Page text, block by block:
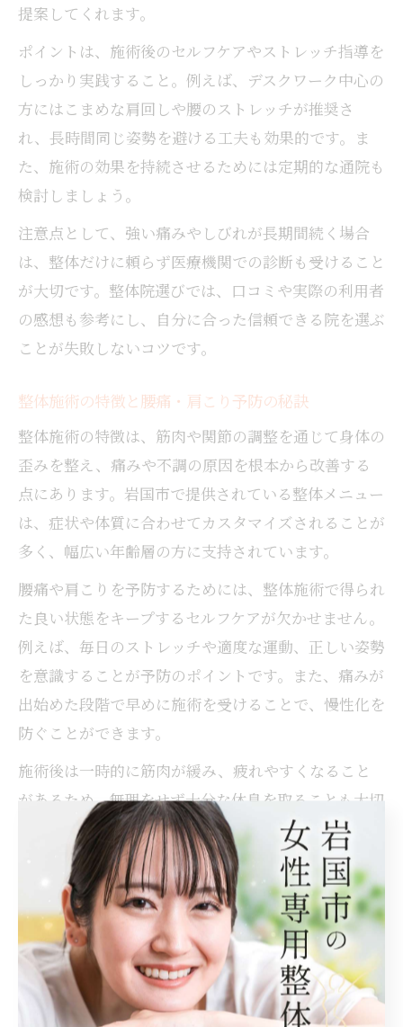
提案してくれます。
ポイントは、施術後のセルフケアやストレッチ指導を
しっかり実践すること。例えば、デスクワーク中心の
方にはこまめな肩回しや腰のストレッチが推奨さ
れ、長時間同じ姿勢を避ける工夫も効果的です。ま
た、施術の効果を持続させるためには定期的な通院も
検討しましょう。
注意点として、強い痛みやしびれが長期間続く場合
は、整体だけに頼らず医療機関での診断も受けること
が大切です。整体院選びでは、口コミや実際の利用者
の感想も参考にし、自分に合った信頼できる院を選ぶ
ことが失敗しないコツです。
整体施術の特徴と腰痛・肩こり予防の秘訣
整体施術の特徴は、筋肉や関節の調整を通じて身体の
歪みを整え、痛みや不調の原因を根本から改善する
点にあります。岩国市で提供されている整体メニュー
は、症状や体質に合わせてカスタマイズされることが
多く、幅広い年齢層の方に支持されています。
腰痛や肩こりを予防するためには、整体施術で得られ
た良い状態をキープするセルフケアが欠かせません。
例えば、毎日のストレッチや適度な運動、正しい姿勢
を意識することが予防のポイントです。また、痛みが
出始めた段階で早めに施術を受けることで、慢性化を
防ぐことができます。
施術後は一時的に筋肉が緩み、疲れやすくなること
があるため、無理をせず十分な休息を取ることも大切
です。分からないことがあればスタッフに相談し、安
心して予防・改善に取り組みましょう。
整体ならではのアプローチで不調を改善
整体ならではのアプローチは、機械的なマッサージや
一時的なリラクゼーションとは異なり、身体全体のバ
ランスを調整することに重点を置いています。具体的